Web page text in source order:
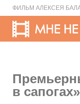
ФИЛЬМ АЛЕКСЕЯ
в